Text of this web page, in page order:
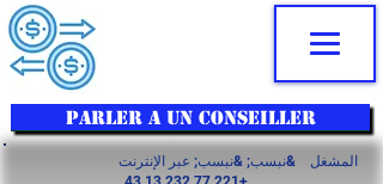
المشغل &نبسب; &نبسب; عبر الإنترنت
PARLER A UN CONSEILLER